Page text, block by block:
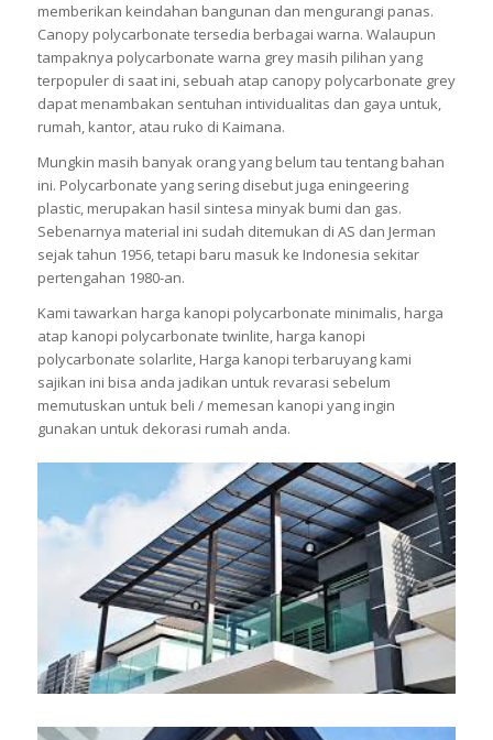
memberikan keindahan bangunan dan mengurangi panas.
Canopy polycarbonate tersedia berbagai warna. Walaupun
tampaknya polycarbonate warna grey masih pilihan yang
terpopuler di saat ini, sebuah atap canopy polycarbonate grey
dapat menambakan sentuhan intividualitas dan gaya untuk,
rumah, kantor, atau ruko di Kaimana.
Mungkin masih banyak orang yang belum tau tentang bahan
ini. Polycarbonate yang sering disebut juga eningeering
plastic, merupakan hasil sintesa minyak bumi dan gas.
Sebenarnya material ini sudah ditemukan di AS dan Jerman
sejak tahun 1956, tetapi baru masuk ke Indonesia sekitar
pertengahan 1980-an.
Kami tawarkan harga kanopi polycarbonate minimalis, harga
atap kanopi polycarbonate twinlite, harga kanopi
polycarbonate solarlite, Harga kanopi terbaruyang kami
sajikan ini bisa anda jadikan untuk revarasi sebelum
memutuskan untuk beli / memesan kanopi yang ingin
gunakan untuk dekorasi rumah anda.